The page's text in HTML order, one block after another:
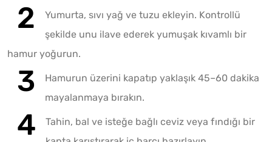
Yumurta, sıvı yağ ve tuzu ekleyin. Kontrollü
şekilde unu ilave ederek yumuşak kıvamlı bir
hamur yoğurun.
Hamurun üzerini kapatıp yaklaşık 45–60 dakika
mayalanmaya bırakın.
Tahin, bal ve isteğe bağlı ceviz veya fındığı bir